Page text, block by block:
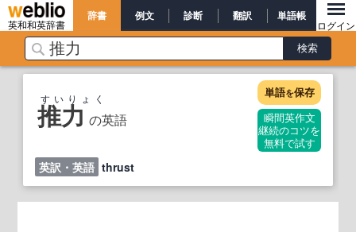
英和和英辞書
辞書 例文 診断 翻訳 単語帳
ログイン
推力 の英語
すいりょく 単語を保存
瞬間英作文
継続のコツを
無料で試す
英訳・英語 thrust